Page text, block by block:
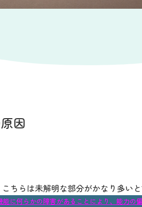
因
ちらは未解明な部分がかなり多いと
能に何らかの障害があることにより、能力の